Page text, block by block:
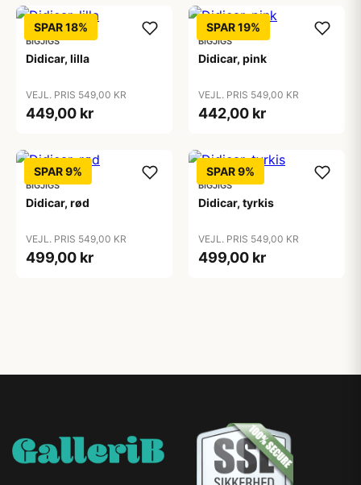
SPAR 18%
BIGJIGS
Didicar, lilla
VEJL. PRIS 549,00 KR
449,00 kr
SPAR 19%
BIGJIGS
Didicar, pink
VEJL. PRIS 549,00 KR
442,00 kr
SPAR 9%
BIGJIGS
Didicar, rød
VEJL. PRIS 549,00 KR
499,00 kr
SPAR 9%
BIGJIGS
Didicar, tyrkis
VEJL. PRIS 549,00 KR
499,00 kr